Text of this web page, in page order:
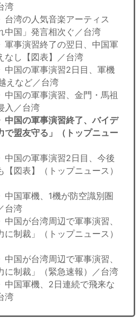
湾
台湾の人気音楽アーティス
中国」発言相次ぐ／台湾
軍事演習終了の翌日、中国軍
なし【図表】／台湾
中国の軍事演習2日目、軍機
えなど／台湾
中国の軍事演習、金門・馬祖
入／台湾
中国の軍事演習終了、バイデ
で盟友守る」（トップニュー
中国の軍事演習2日目、今後
【図表】（トップニュース）
中国軍機、1機が防空識別圏
台湾
中国が台湾周辺で軍事演習、
に制裁」（トップニュース）
中国が台湾周辺で軍事演習、
に制裁」（緊急速報）／台湾
中国軍機、2日連続で飛来な
湾